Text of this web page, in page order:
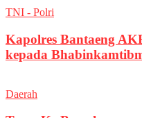
TNI - Polri
Kapolres Bantaeng
kepada
Daerah